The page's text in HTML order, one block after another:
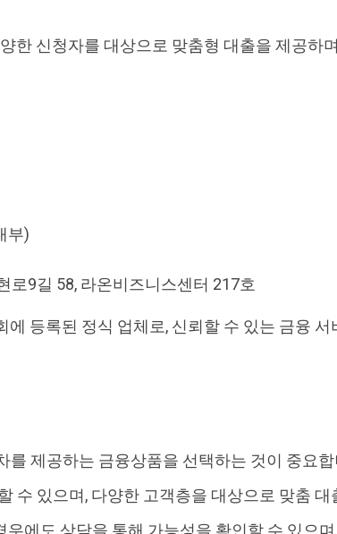
한 신청자를 대상으로 맞춤형 대출을 제공하
부)
로9길 58, 라온비즈니스센터 217호
등록된 정식 업체로, 신뢰할 수 있는 금융 서
를 제공하는 금융상품을 선택하는 것이 중요
수 있으며, 다양한 고객층을 대상으로 맞춤 대
에도 상담을 통해 가능성을 확인할 수 있으